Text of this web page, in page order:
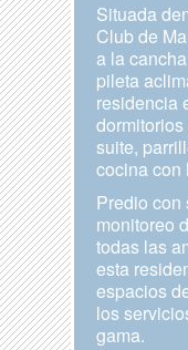
Situada
Club de
a la
pileta
residencia
suite,
cocina con
Predio con
monitoreo
todas las
esta
espacios
los
gama.